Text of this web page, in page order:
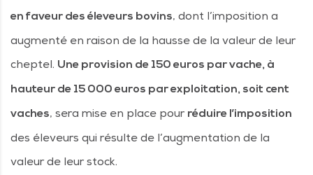
en faveur des éleveurs bovins, dont l’imposition a
augmenté en raison de la hausse de la valeur de leur
cheptel. Une provision de 150 euros par vache, à
hauteur de 15 000 euros par exploitation, soit cent
vaches, sera mise en place pour réduire l’imposition
des éleveurs qui résulte de l’augmentation de la
valeur de leur stock.